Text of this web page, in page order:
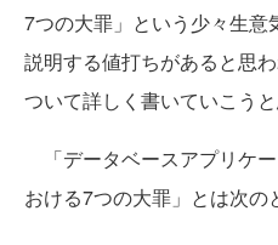
7つの大罪」という少々生意
説明する値打ちがあると思
ついて詳しく書いていこうと
「データベースアプリケ
おける7つの大罪」とは次の